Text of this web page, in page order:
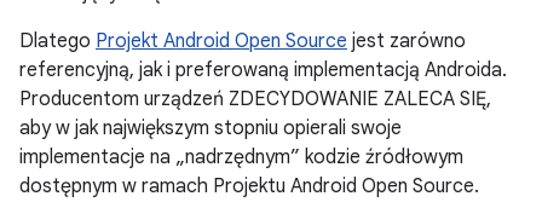
Dlatego Projekt Android Open Source jest zarówno
referencyjną, jak i preferowaną implementacją Androida.
Producentom urządzeń ZDECYDOWANIE ZALECA SIĘ,
aby w jak największym stopniu opierali swoje
implementacje na „nadrzędnym” kodzie źródłowym
dostępnym w ramach Projektu Android Open Source.